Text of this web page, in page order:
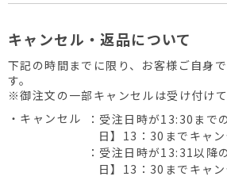
キャンセル・返品について
下記の時間までに限り、お客様ご自身
す。
※御注文の一部キャンセルは受け付け
・キャンセル
：受注日時が13:30まで
日】13：30までキャ
：受注日時が13:31以降
日】13：30までキャ